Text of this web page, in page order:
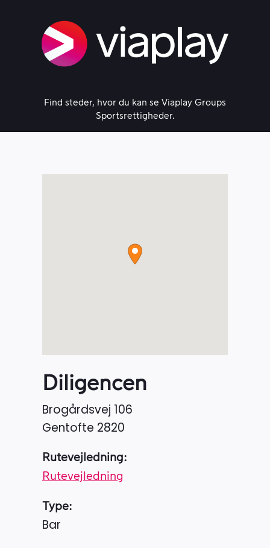
Find steder, hvor du kan se Viaplay Groups
Sportsrettigheder.
Diligencen
Brogårdsvej 106
Gentofte 2820
Rutevejledning:
Rutevejledning
Type:
Bar